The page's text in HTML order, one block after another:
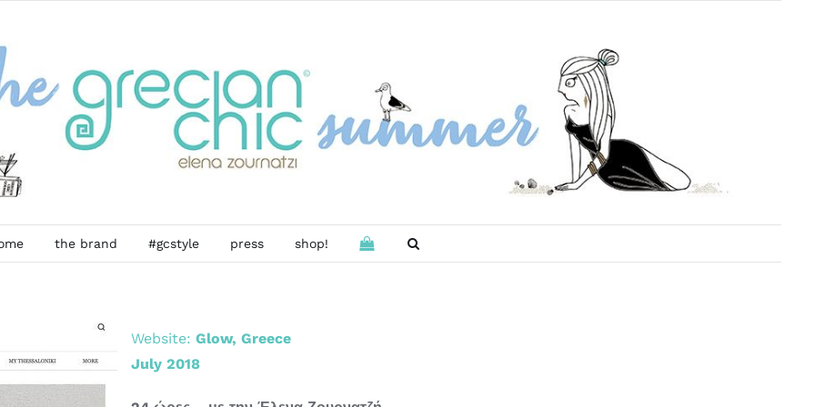
the brand #gcstyle press shop!
Website: Glow, Greece
July 2018